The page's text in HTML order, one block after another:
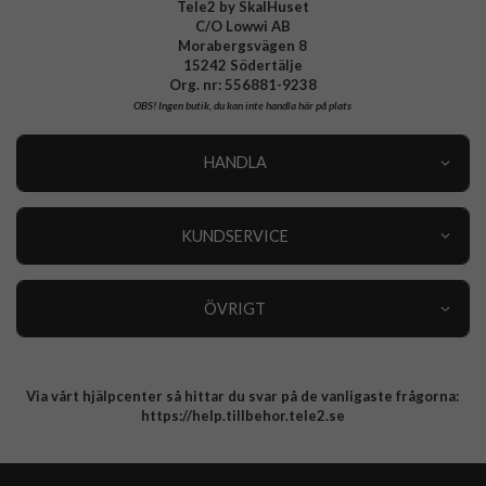
Tele2 by SkalHuset
C/O Lowwi AB
Morabergsvägen 8
15242 Södertälje
Org. nr: 556881-9238
OBS!Ingen butik, du kan inte handla här på plats
HANDLA
KUNDSERVICE
ÖVRIGT
Integritetspolicy
Via vårt hjälpcenter så hittar du svar på de vanligaste frågorna:
https://help.tillbehor.tele2.se